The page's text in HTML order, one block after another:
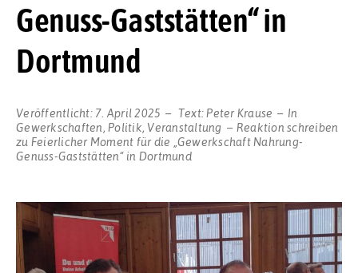
Genuss-Gaststätten“ in
Dortmund
Veröffentlicht: 7. April 2025 Text:Peter Krause
In
Gewerkschaften, Politik, Veranstaltung
Reaktion schreiben
zu Feierlicher Moment für die „Gewerkschaft Nahrung-
Genuss-Gaststätten“ in Dortmund